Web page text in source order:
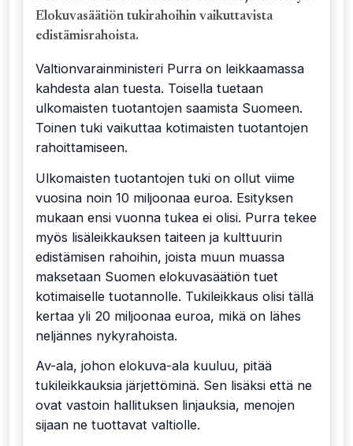
Elokuvasäätiön tukirahoihin vaikuttavista
edistämisrahoista.
Valtionvarainministeri Purra on leikkaamassa
kahdesta alan tuesta. Toisella tuetaan
ulkomaisten tuotantojen saamista Suomeen.
Toinen tuki vaikuttaa kotimaisten tuotantojen
rahoittamiseen.
Ulkomaisten tuotantojen tuki on ollut viime
vuosina noin 10 miljoonaa euroa. Esityksen
mukaan ensi vuonna tukea ei olisi. Purra tekee
myös lisäleikkauksen taiteen ja kulttuurin
edistämisen rahoihin, joista muun muassa
maksetaan Suomen elokuvasäätiön tuet
kotimaiselle tuotannolle. Tukileikkaus olisi tällä
kertaa yli 20 miljoonaa euroa, mikä on lähes
neljännes nykyrahoista.
Av-ala, johon elokuva-ala kuuluu, pitää
tukileikkauksia järjettöminä. Sen lisäksi että ne
ovat vastoin hallituksen linjauksia, menojen
sijaan ne tuottavat valtiolle.